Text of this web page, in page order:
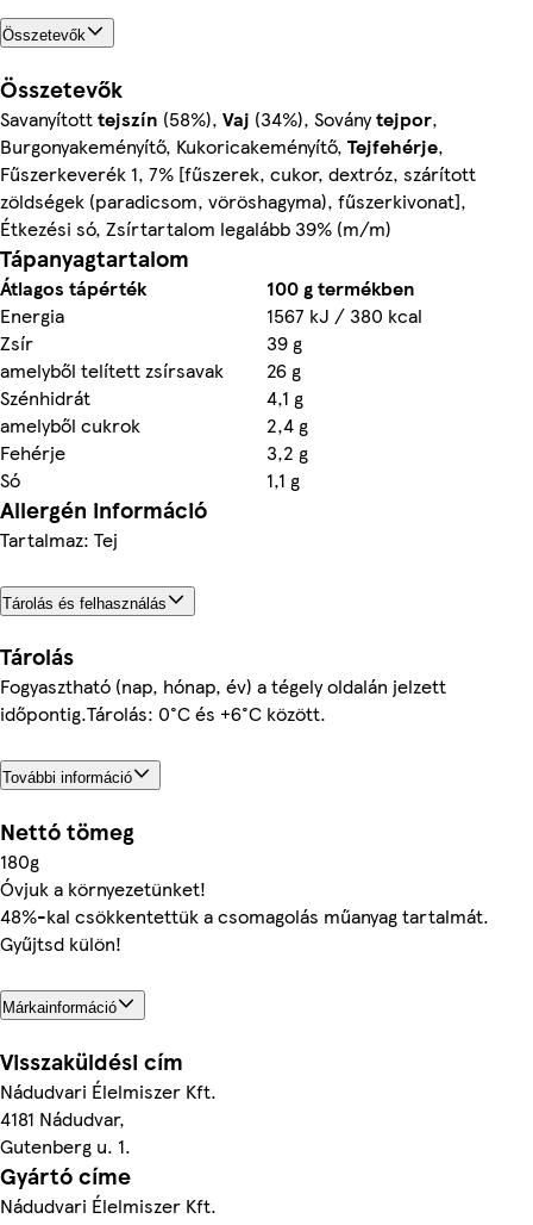
Összetevők
Összetevők
Savanyítotttejszín (58%), Vaj (34%), Soványtejpor,
Burgonyakeményítő, Kukoricakeményítő, Tejfehérje,
Fűszerkeverék 1, 7% [fűszerek, cukor, dextróz, szárított
zöldségek (paradicsom, vöröshagyma), fűszerkivonat],
Étkezési só, Zsírtartalom legalább 39% (m/m)
Tápanyagtartalom
Átlagos tápérték
100 g termékben
Energia
1567 kJ / 380 kcal
Zsír
39 g
amelyből telített zsírsavak
26 g
Szénhidrát
4,1 g
amelyből cukrok
2,4 g
Fehérje
3,2 g
Só
1,1 g
Allergén információ
Tartalmaz: Tej
Tárolás és felhasználás
Tárolás
Fogyasztható (nap, hónap, év) a tégely oldalán jelzett
időpontig.Tárolás: 0°C és +6°C között.
További információ
Nettó tömeg
180g
Óvjuk a környezetünket!
48%-kal csökkentettük a csomagolás műanyag tartalmát.
Gyűjtsd külön!
Márkainformáció
Visszaküldési cím
Nádudvari Élelmiszer Kft.
4181 Nádudvar,
Gutenberg u. 1.
Gyártó címe
Nádudvari Élelmiszer Kft.